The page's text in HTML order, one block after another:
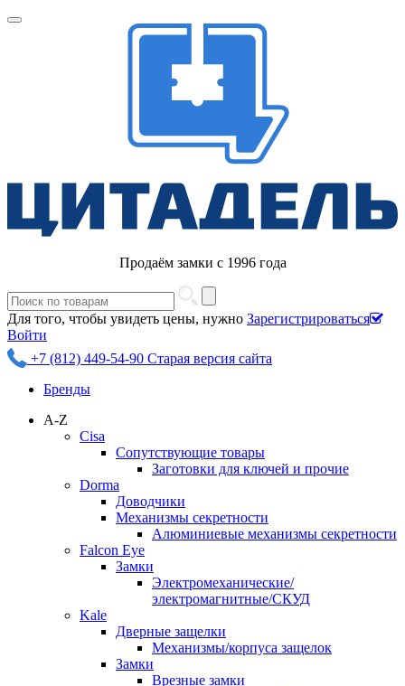
Продаём замки с 1996 года
Для того, чтобы увидеть цены, нужно Зарегистрироваться
Войти
+7 (812) 449-54-90 Старая версия сайта
Бренды
A-Z
Cisa
Сопутствующие товары
Заготовки для ключей и прочие
Dorma
Доводчики
Механизмы секретности
Алюминиевые механизмы секретности
Falcon Eye
Замки
Электромеханические/
электромагнитные/СКУД
Kale
Дверные защелки
Механизмы/корпуса защелок
Замки
Врезные замки